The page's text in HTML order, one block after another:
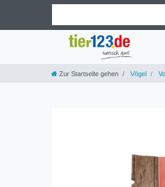
Zur Startseite gehen Vögel